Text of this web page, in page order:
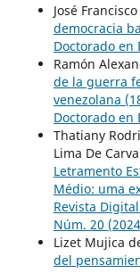
José
democracia
Doctorado en
Ramón
de la guerra
venezolana
Doctorado en
Thatiany
Lima De
Letramento
Médio: uma
Revista
Núm. 20
Lizet Mujica
del